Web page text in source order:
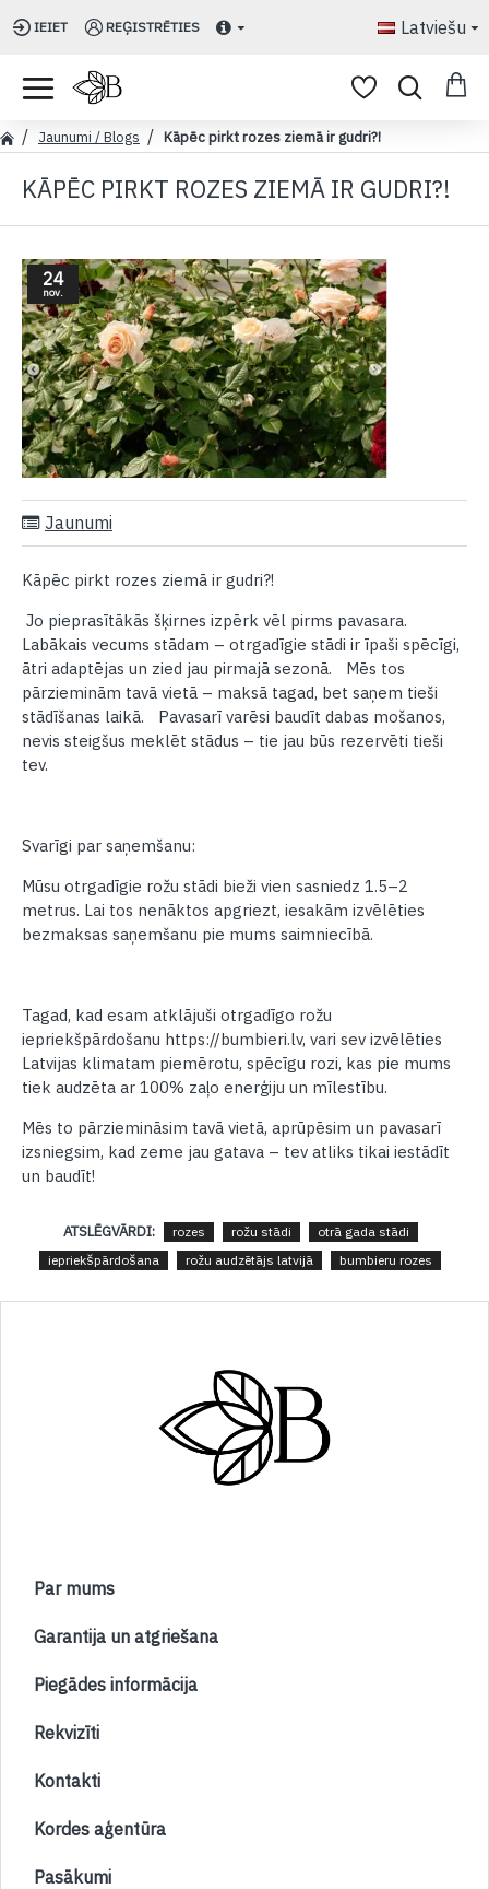
IEIET REĢISTRĒTIES Latviešu
Jaunumi / Blogs Kāpēc pirkt rozes ziemā ir gudri?!
KĀPĒC PIRKT ROZES ZIEMĀ IR GUDRI?!
24
nov.
Jaunumi
Kāpēc pirkt rozes ziemā ir gudri?!
Jo pieprasītākās šķirnes izpērk vēl pirms pavasara.
Labākais vecums stādam – otrgadīgie stādi ir īpaši spēcīgi,
ātri adaptējas un zied jau pirmajā sezonā. Mēs tos
pārzieminām tavā vietā – maksā tagad, bet saņem tieši
stādīšanas laikā. Pavasarī varēsi baudīt dabas mošanos,
nevis steigšus meklēt stādus – tie jau būs rezervēti tieši
tev.
Svarīgi par saņemšanu:
Mūsu otrgadīgie rožu stādi bieži vien sasniedz 1.5–2
metrus. Lai tos nenāktos apgriezt, iesakām izvēlēties
bezmaksas saņemšanu pie mums saimniecībā.
Tagad, kad esam atklājuši otrgadīgo rožu
iepriekšpārdošanu https://bumbieri.lv, vari sev izvēlēties
Latvijas klimatam piemērotu, spēcīgu rozi, kas pie mums
tiek audzēta ar 100% zaļo enerģiju un mīlestību.
Mēs to pārziemināsim tavā vietā, aprūpēsim un pavasarī
izsniegsim, kad zeme jau gatava – tev atliks tikai iestādīt
un baudīt!
ATSLĒGVĀRDI: rozes rožu stādi
otrā gada stādi
iepriekšpārdošana
rožu audzētājs latvijā bumbieru rozes
Par mums
Garantija un atgriešana
Piegādes informācija
Rekvizīti
Kontakti
Kordes aģentūra
Pasākumi